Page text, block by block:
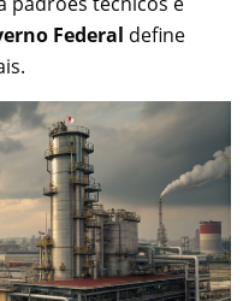
Federal define